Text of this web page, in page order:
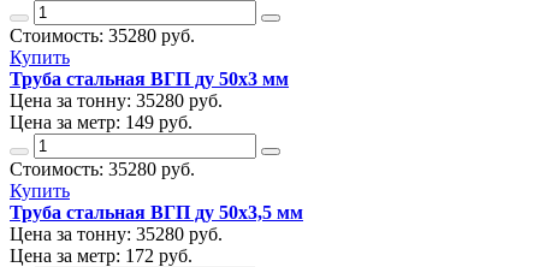
Стоимость: 35280 руб.
Купить
Труба стальная ВГП ду 50х3 мм
Цена за тонну: 35280 руб.
Цена за метр: 149 руб.
Стоимость: 35280 руб.
Купить
Труба стальная ВГП ду 50х3,5 мм
Цена за тонну: 35280 руб.
Цена за метр: 172 руб.